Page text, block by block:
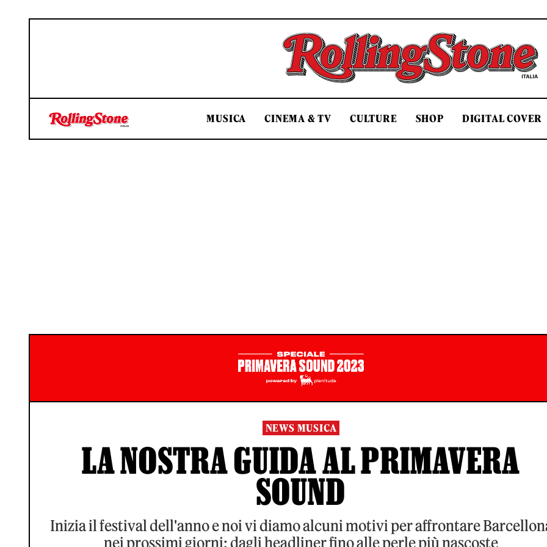
Rolling Stone Italia
MUSICA CINEMA & TV CULTURE SHOP DIGITAL COVER
NEWS MUSICA
LA NOSTRA GUIDA AL PRIMAVERA
SOUND
Inizia il festival dell'anno e noi vi diamo alcuni motivi per affrontare
nei prossimi giorni: dagli headliner fino alle perle più nascoste